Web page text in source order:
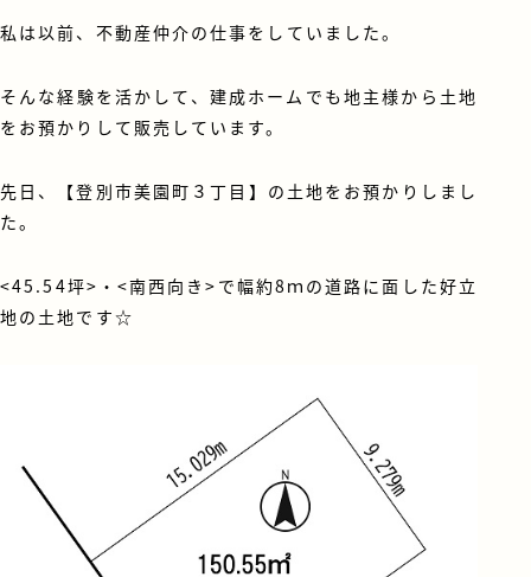
私は以前、不動産仲介の仕事をしていました。
そんな経験を活かして、建成ホームでも地主様から土地
をお預かりして販売しています。
先日、【登別市美園町３丁目】の土地をお預かりしまし
た。
<45.54坪>・<南西向き>で幅約8ｍの道路に面した好立
地の土地です☆